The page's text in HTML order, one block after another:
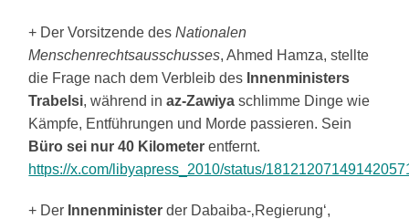
+ Der Vorsitzende desNationalen
Menschenrechtsausschusses, Ahmed Hamza, stellte
die Frage nach dem Verbleib des Innenministers
Trabelsi, während inaz-Zawiya schlimme Dinge wie
Kämpfe, Entführungen und Morde passieren. Sein
Büro sei nur 40 Kilometer entfernt.
https://x.com/libyapress_2010/status/
+ Der Innenminister der Dabaiba-‚Regierung‘,